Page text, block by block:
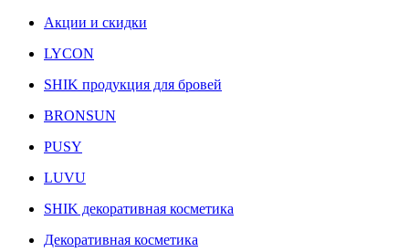
Акции и скидки
LYCON
SHIK продукция для бровей
BRONSUN
PUSY
LUVU
SHIK декоративная косметика
Декоративная косметика